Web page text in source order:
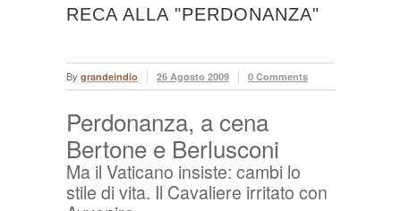
RECA ALLA "PERDONANZA"
By grandeindio 26 Agosto 2009 0 Comments
Perdonanza, a cena
Bertone e Berlusconi
Ma il Vaticano insiste: cambi lo
stile di vita. Il Cavaliere irritato con